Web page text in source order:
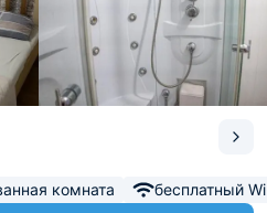
комната бесплатный